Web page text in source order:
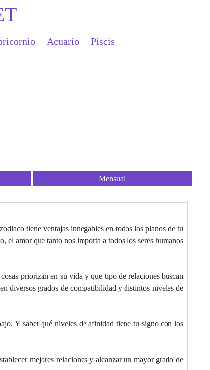
Acuario Piscis
Mensual
tiene ventajas innegables en todos los planos de tu
el amor que tanto nos importa a todos los seres humanos
priorizan en su vida y que tipo de relaciones buscan
diversos grados de compatibilidad y distintos niveles de
Y saber qué niveles de afinidad tiene tu signo con los
mejores relaciones y alcanzar un mayor grado de